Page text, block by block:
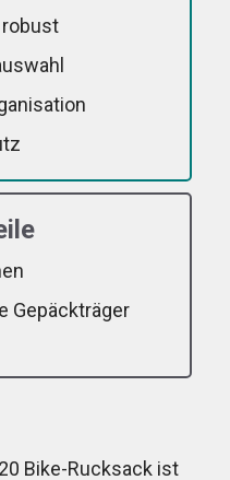
Gepäckträger
Bike-Rucksack ist